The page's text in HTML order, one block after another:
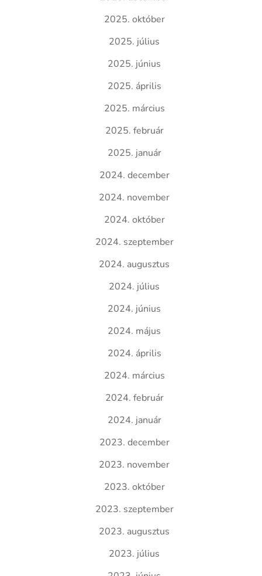
2025. október
2025. július
2025. június
2025. április
2025. március
2025. február
2025. január
2024. december
2024. november
2024. október
2024. szeptember
2024. augusztus
2024. július
2024. június
2024. május
2024. április
2024. március
2024. február
2024. január
2023. december
2023. november
2023. október
2023. szeptember
2023. augusztus
2023. július